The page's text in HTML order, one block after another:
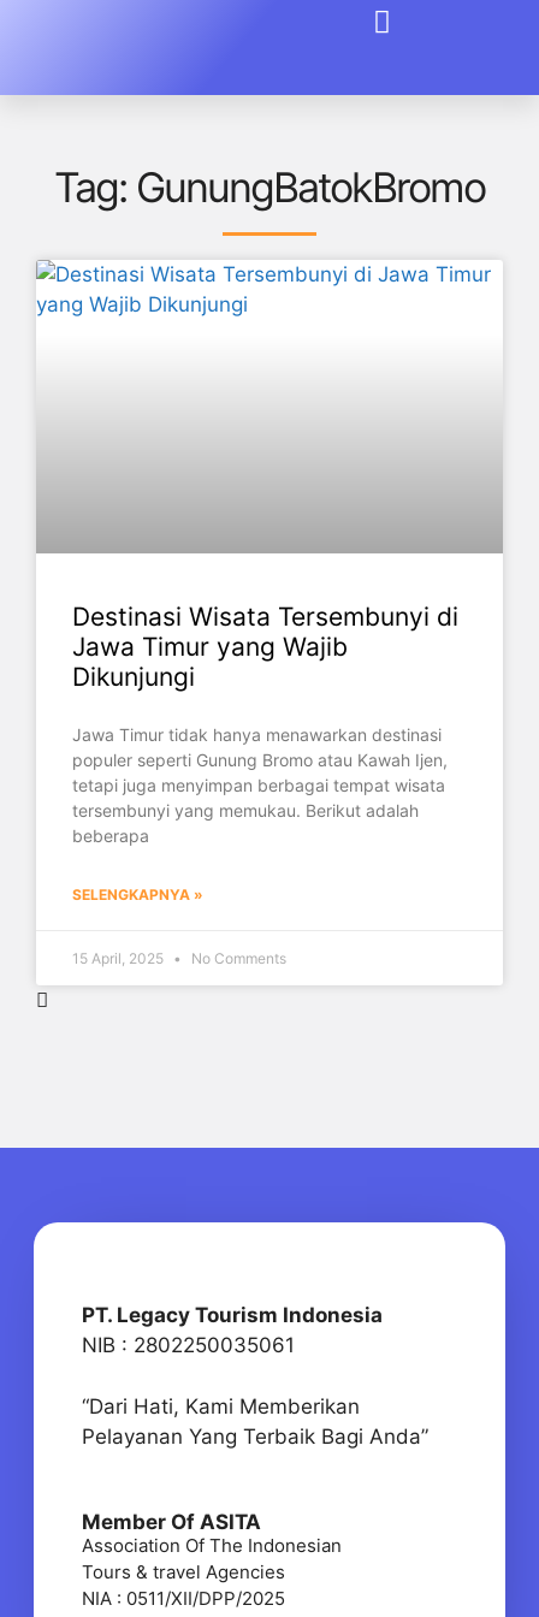
Tag: GunungBatokBromo
Destinasi Wisata Tersembunyi di
Jawa Timur yang Wajib
Dikunjungi
Jawa Timur tidak hanya menawarkan destinasi
populer seperti Gunung Bromo atau Kawah Ijen,
tetapi juga menyimpan berbagai tempat wisata
tersembunyi yang memukau. Berikut adalah
beberapa
SELENGKAPNYA »
15 April, 2025 No Comments
PT. Legacy Tourism Indonesia
NIB : 2802250035061
“Dari Hati, Kami Memberikan
Pelayanan Yang Terbaik Bagi Anda”
Member Of ASITA
Association Of The Indonesian
Tours & travel Agencies
NIA : 0511/XII/DPP/2025